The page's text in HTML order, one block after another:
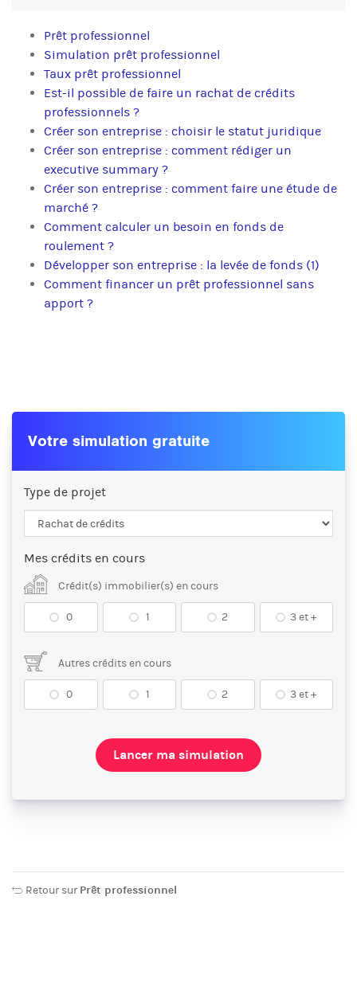
Prêt professionnel
Simulation prêt professionnel
Taux prêt professionnel
Est-il possible de faire un rachat de crédits
professionnels ?
Créer son entreprise : choisir le statut juridique
Créer son entreprise : comment rédiger un
executive summary ?
Créer son entreprise : comment faire une étude de
marché ?
Comment calculer un besoin en fonds de
roulement ?
Développer son entreprise : la levée de fonds (1)
Comment financer un prêt professionnel sans
apport ?
Votre simulation gratuite
Type de projet
Mes crédits en cours
Crédit(s) immobilier(s) en cours
0 1 2 3 et +
Autres crédits en cours
0 1 2 3 et +
Lancer ma simulation
Retour sur Prêt professionnel